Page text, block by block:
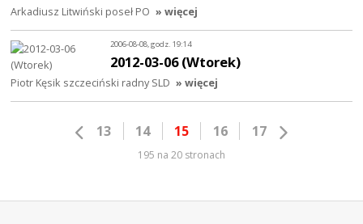
Arkadiusz Litwiński poseł PO » więcej
2006-08-08, godz. 19:14
2012-03-06 (Wtorek)
Piotr Kęsik szczeciński radny SLD » więcej
13 14 15 16 17
195 na 20 stronach